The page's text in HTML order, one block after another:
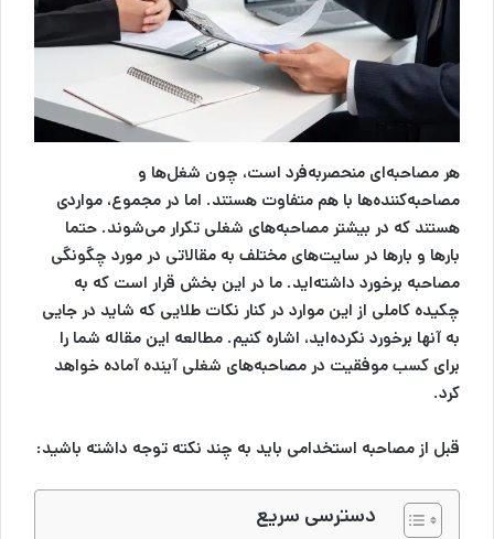
هر مصاحبه‌ای منحصربه‌فرد است، چون شغل‌ها و
مصاحبه‌کننده‌ها با هم متفاوت هستند. اما در مجموع، مواردی
هستند که در بیشتر مصاحبه‌های شغلی تکرار می‌شوند. حتما
بارها و بارها در سایت‌های مختلف به مقالاتی در مورد چگونگی
مصاحبه برخورد داشته‌اید. ما در این بخش قرار است که به
چکیده کاملی از این موارد در کنار نکات طلایی که شاید در جایی
به آنها برخورد نکرده‌اید، اشاره کنیم. مطالعه این مقاله شما را
برای کسب موفقیت در مصاحبه‌های شغلی آینده‌ آماده خواهد
کرد.
قبل از مصاحبه استخدامی باید به چند نکته توجه داشته باشید:
دسترسی سریع